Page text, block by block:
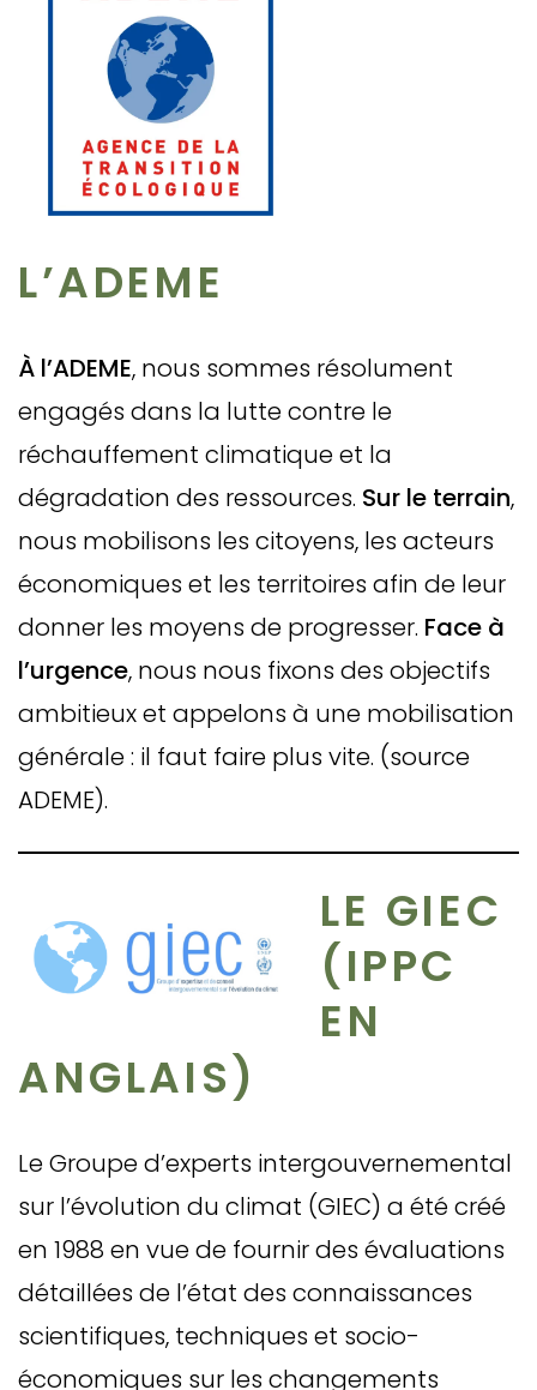
L’ADEME
À l’ADEME, nous sommes résolument
engagés dans la lutte contre le
réchauffement climatique et la
dégradation des ressources. Sur le terrain,
nous mobilisons les citoyens, les acteurs
économiques et les territoires afin de leur
donner les moyens de progresser. Face à
l’urgence, nous nous fixons des objectifs
ambitieux et appelons à une mobilisation
générale : il faut faire plus vite. (source
ADEME).
LE GIEC
(IPPC
EN
ANGLAIS)
Le Groupe d’experts intergouvernemental
sur l’évolution du climat (GIEC) a été créé
en 1988 en vue de fournir des évaluations
détaillées de l’état des connaissances
scientifiques, techniques et socio-
économiques sur les changements